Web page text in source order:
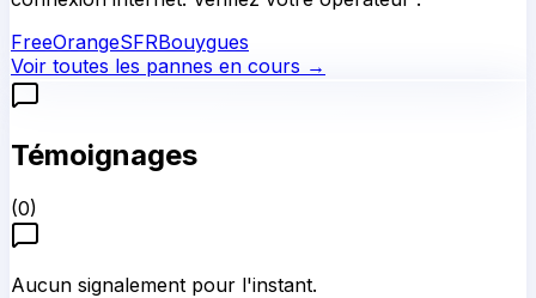
FreeOrangeSFRBouygues
Voir toutes les pannes en cours →
Témoignages
(0)
Aucun signalement pour l'instant.